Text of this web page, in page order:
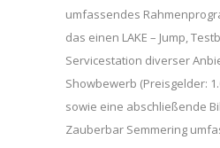
umfassendes
das einen LAKE – Jump,
Servicestation diverser
Showbewerb (Preisgelder:
sowie eine abschließende
Zauberbar Semmering